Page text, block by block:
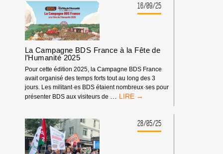
JOURNÉE
MONDIALE
D’ACTION
#BOYCOTTREEBOK
16/09/25
La Campagne BDS France à la Fête de
l’Humanité 2025
Pour cette édition 2025, la Campagne BDS France
avait organisé des temps forts tout au long des 3
jours. Les militant·es BDS étaient nombreux·ses pour
présenter BDS aux visiteurs de
LA
FRANCE28/05/25